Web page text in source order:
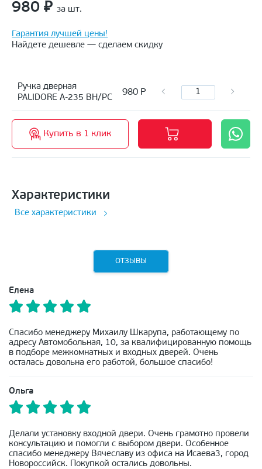
980 ₽ за шт.
Гарантия лучшей цены!
Найдете дешевле — сделаем скидку
Ручка дверная
PALIDORE A-235 BH/PC
980 Р
Купить в 1 клик
Характеристики
Все характеристики
ОТЗЫВЫ
Елена
Спасибо менеджеру Михаилу Шкарупа, работающему по
адресу Автомобольная, 10, за квалифицированную помощь
в подборе межкомнатных и входных дверей. Очень
осталась довольна его работой, большое спасибо!
Ольга
Делали установку входной двери. Очень грамотно провели
консультацию и помогли с выбором двери. Особенное
спасибо менеджеру Вячеславу из офиса на Исаева3, город
Новороссийск. Покупкой остались довольны.